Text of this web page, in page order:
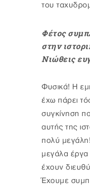
του
Φέτος
στην
Νιώθεις
Φυσικά! Η
έχω πάρει
συγκίνηση
αυτής της
πολύ
μεγάλα έργα
έχουν
Έχουμε